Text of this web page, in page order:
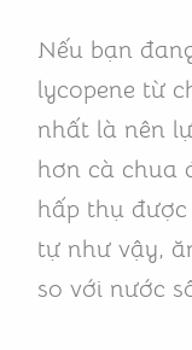
Nếu bạn
lycopene từ
nhất là nên
hơn cà chua
hấp thụ
tự như vậy,
so với nước